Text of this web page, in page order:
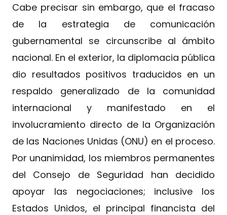
Cabe precisar sin embargo, que el fracaso
de la estrategia de comunicación
gubernamental se circunscribe al ámbito
nacional. En el exterior, la diplomacia pública
dio resultados positivos traducidos en un
respaldo generalizado de la comunidad
internacional y manifestado en el
involucramiento directo de la Organización
de las Naciones Unidas (ONU) en el proceso.
Por unanimidad, los miembros permanentes
del Consejo de Seguridad han decidido
apoyar las negociaciones; inclusive los
Estados Unidos, el principal financista del